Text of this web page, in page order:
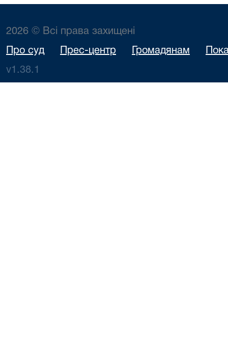
2026 © Всі права захищені
Про суд Прес-центр Громадянам
v1.38.1